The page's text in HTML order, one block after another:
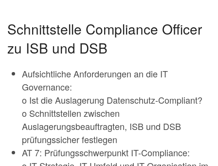
Schnittstelle Compliance Officer
zu ISB und DSB
Aufsichtliche Anforderungen an die IT
Governance:
o Ist die Auslagerung Datenschutz-Compliant?
o Schnittstellen zwischen
Auslagerungsbeauftragten, ISB und DSB
prüfungssicher festlegen
AT 7: Prüfungsschwerpunkt IT-Compliance: